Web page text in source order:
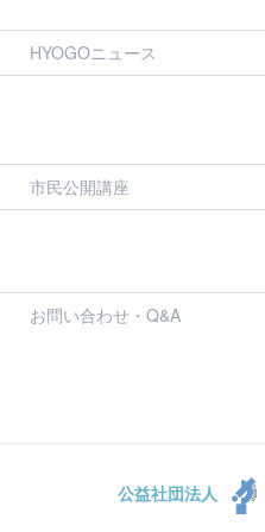
HYOGOニュース
市民公開講座
お問い合わせ・Q&A
公益社団法人